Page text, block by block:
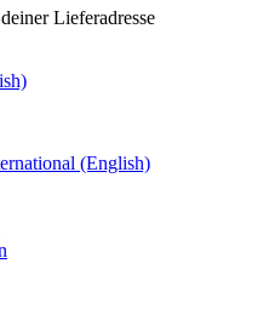
Lieferadresse
(English)